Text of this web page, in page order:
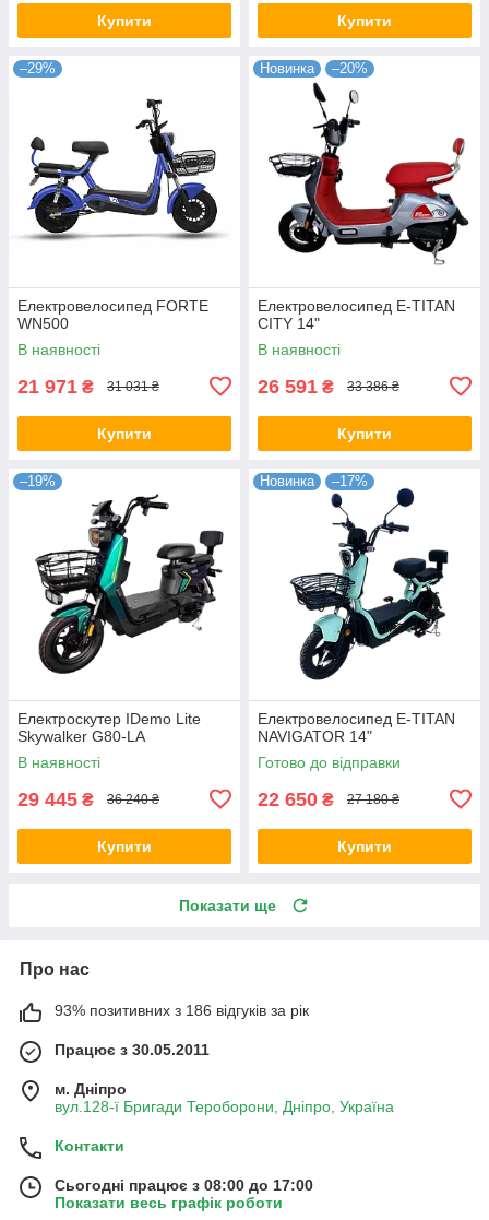
Купити Купити
–29%
Електровелосипед FORTE
WN500
В наявності
21 971 ₴ 31 031 ₴
Купити
Новинка –20%
Електровелосипед E-TITAN
CITY 14"
В наявності
26 591 ₴ 33 386 ₴
Купити
–19%
Електроскутер IDemo Lite
Skywalker G80-LA
В наявності
29 445 ₴ 36 240 ₴
Купити
Новинка –17%
Електровелосипед E-TITAN
NAVIGATOR 14"
Готово до відправки
22 650 ₴ 27 180 ₴
Купити
Показати ще
Про нас
93% позитивних з 186 відгуків за рік
Працює з 30.05.2011
м. Дніпро
вул.128-ї Бригади Тероборони, Дніпро, Україна
Контакти
Сьогодні працює з 08:00 до 17:00
Показати весь графік роботи